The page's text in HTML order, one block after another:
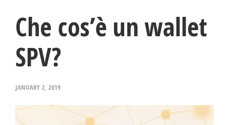
Che cos’è un wallet
SPV?
JANUARY 2, 2019